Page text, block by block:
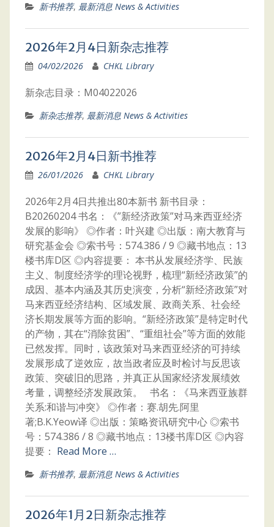
新书推荐, 最新消息 News & Activities
2026年2月4日新杂志推荐
04/02/2026 CHKL Library
新杂志目录：M04022026
新杂志推荐, 最新消息 News & Activities
2026年2月4日新书推荐
26/01/2026 CHKL Library
2026年2月4日共推出80本新书 新书目录：
B20260204 书名：《”新经济政策”对马来西亚经济
发展的影响》 ◎作者：叶兴建 ◎出版：南大教育与
研究基金会 ◎索书号：574.386 / 9 ◎藏书地点：13
楼书库D区 ◎内容提要： 本书从发展经济学、民族
主义、制度经济学的理论视野，梳理“新经济政策”的
成因、基本内涵及其历史演变，分析“新经济政策”对
马来西亚经济结构、区域发展、政商关系、社会经
济长期发展等方面的影响。“新经济政策”是特定时代
的产物，其在“消除贫困”、“重组社会”等方面的效能
已然发挥。同时，该政策对马来西亚经济的可持续
发展形成了逆效应，故当政者应及时检讨与反思该
政策、突破旧的思路，并真正从国家经济发展绩效
考量，调整经济发展政策。 书名：《马来西亚族群
关系:和谐与冲突》 ◎作者：赛.胡先.阿里
著;B.K.Yeow译 ◎出版：策略资讯研究中心 ◎索书
号：574.386 / 8 ◎藏书地点：13楼书库D区 ◎内容
提要： Read More …
新书推荐, 最新消息 News & Activities
2026年1月2日新杂志推荐